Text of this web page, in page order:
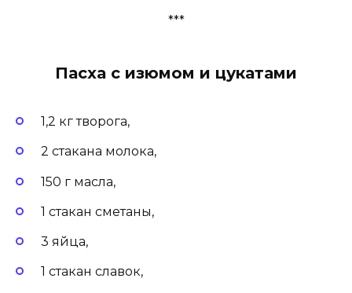
***
Пасха с изюмом и цукатами
1,2 кг творога,
2 стакана молока,
150 г масла,
1 стакан сметаны,
3 яйца,
1 стакан славок,